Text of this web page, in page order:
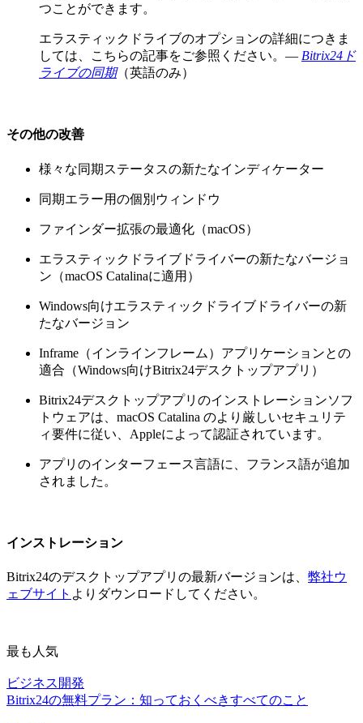
つことができます。
エラスティックドライブのオプションの詳細につきま
しては、こちらの記事をご参照ください。― Bitrix24ド
ライブの同期（英語のみ）
その他の改善
様々な同期ステータスの新たなインディケーター
同期エラー用の個別ウィンドウ
ファインダー拡張の最適化（macOS）
エラスティックドライブドライバーの新たなバージョ
ン（macOS Catalinaに適用）
Windows向けエラスティックドライブドライバーの新
たなバージョン
Inframe（インラインフレーム）アプリケーションとの
適合（Windows向けBitrix24デスクトップアプリ）
Bitrix24デスクトップアプリのインストレーションソフ
トウェアは、macOS Catalina のより厳しいセキュリテ
ィ要件に従い、Appleによって認証されています。
アプリのインターフェース言語に、フランス語が追加
されました。
インストレーション
Bitrix24のデスクトップアプリの最新バージョンは、 弊社ウ
ェブサイト よりダウンロードしてください。
最も人気
ビジネス開発
Bitrix24の無料プラン：知っておくべきすべてのこと